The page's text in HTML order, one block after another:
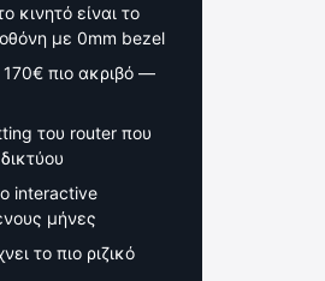
κινητό είναι το
με 0mm bezel
πιο ακριβό —
του router που
interactive
μήνες
το πιο ριζικό